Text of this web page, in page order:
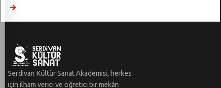
→
Serdivan Kültür Sanat Akademisi, herkes
için ilham verici ve öğretici bir mekân